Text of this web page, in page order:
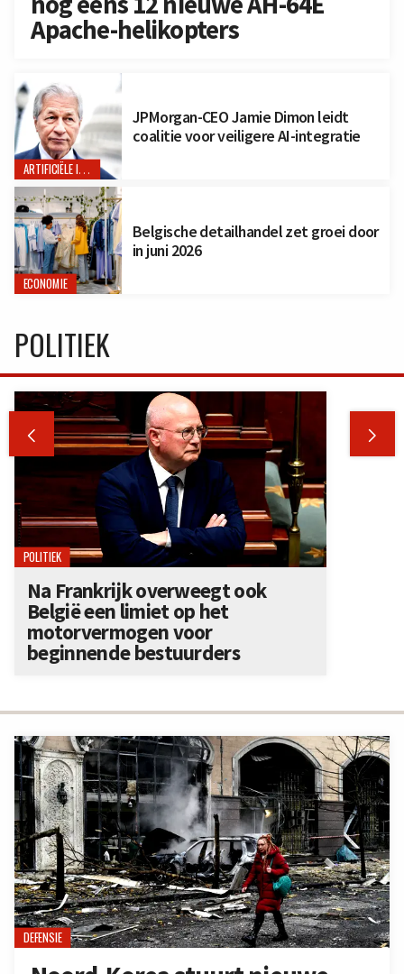
Apache-helikopters
ARTIFICIËLE INTELLIGENTIE
JPMorgan-CEO Jamie Dimon leidt
coalitie voor veiligere AI-integratie
ECONOMIE
Belgische detailhandel zet groei door
in juni 2026
DEFENSIE
POLITIEK
 
POLITIEK
Na Frankrijk overweegt ook
België een limiet op het
motorvermogen voor
beginnende bestuurders